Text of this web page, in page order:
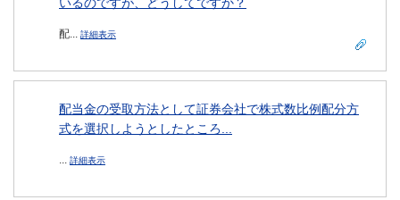
配... 詳細表示
配当金の受取方法として証券会社で株式数比例配分方
式を選択しようとしたところ...
... 詳細表示